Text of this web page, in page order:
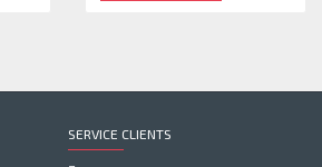
SERVICE CLIENTS